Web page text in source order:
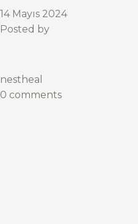
14 Mayıs 2024
Posted by
nestheal
0 comments